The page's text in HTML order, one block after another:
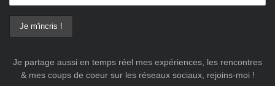
Je partage aussi en temps réel mes expériences, les rencontres
& mes coups de coeur sur les réseaux sociaux, rejoins-moi !